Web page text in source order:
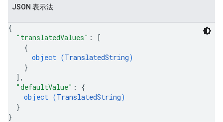
JSON 表示法
{
"translatedValues" :
[
{
object (TranslatedString)
}
] ,
"defaultValue" : {
object (TranslatedString)
}
}